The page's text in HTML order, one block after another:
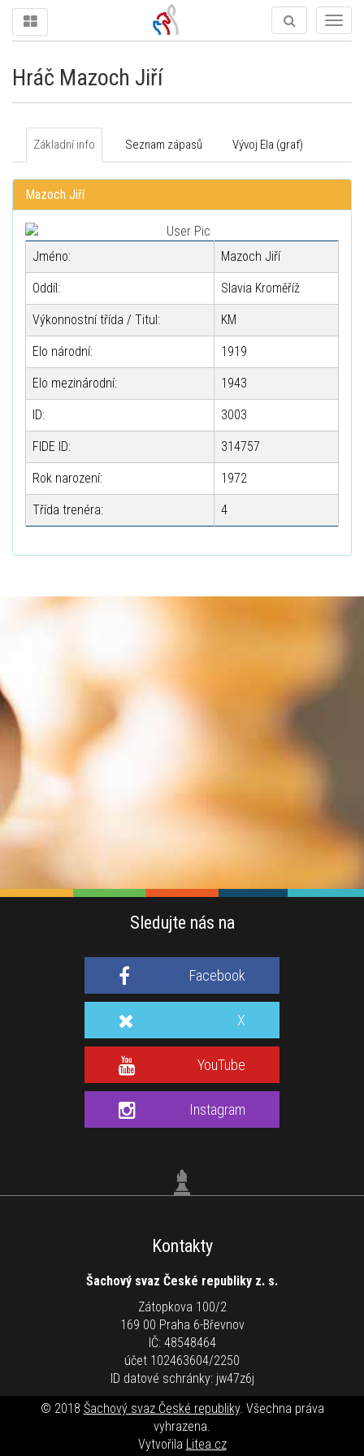
Hráč Mazoch Jiří
Základní info Seznam zápasů Vývoj Ela (graf)
Mazoch Jiří
Jméno: Mazoch Jiří
Oddíl: Slavia Kroměříž
Výkonnostní třída / Titul: KM
Elo národní: 1919
Elo mezinárodní: 1943
ID: 3003
FIDE ID: 314757
Rok narození: 1972
Třída trenéra: 4
Sledujte nás na
Facebook
X
YouTube
Instagram
Kontakty
Šachový svaz České republiky z. s.
Zátopkova 100/2
169 00 Praha 6-Břevnov
IČ: 48548464
účet 102463604/2250
ID datové schránky: jw47z6j
© 2018 Šachový svaz České republiky. Všechna práva
vyhrazena.
Vytvořila Litea.cz